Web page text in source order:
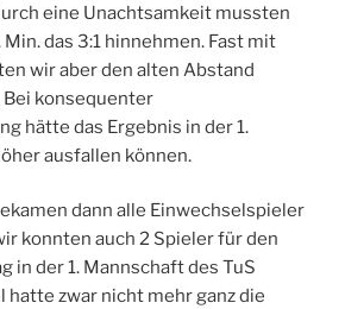
eine Unachtsamkeit mussten
das 3:1 hinnehmen. Fast mit
wir aber den alten Abstand
konsequenter
hätte das Ergebnis in der 1.
ausfallen können.
dann alle Einwechselspieler
konnten auch 2 Spieler für den
in der 1. Mannschaft des TuS
hatte zwar nicht mehr ganz die